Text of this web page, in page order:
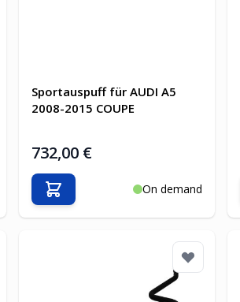
Sportauspuff für AUDI A5
2008-2015 COUPE
732,00 €
On demand
In den Warenkorb